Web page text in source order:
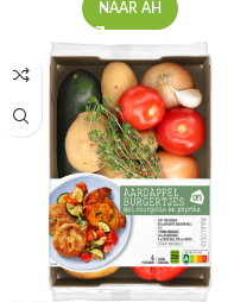
NAAR AH